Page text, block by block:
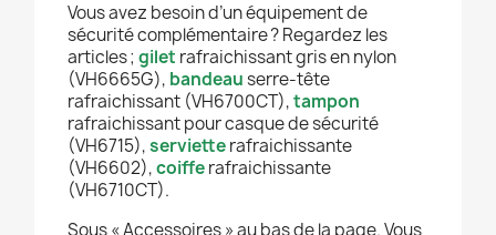
Vous avez besoin d’un équipement de
sécurité complémentaire ? Regardez les
articles ; gilet rafraichissant gris en nylon
(VH6665G), bandeauserre-tête
rafraichissant (VH6700CT),tampon
rafraichissant pour casque de sécurité
(VH6715),servietterafraichissante
(VH6602),coifferafraichissante
(VH6710CT).